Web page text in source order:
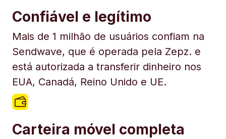
Confiável e legítimo
Mais de 1 milhão de usuários confiam na
Sendwave, que é operada pela Zepz. e
está autorizada a transferir dinheiro nos
EUA, Canadá, Reino Unido e UE.
Carteira móvel completa